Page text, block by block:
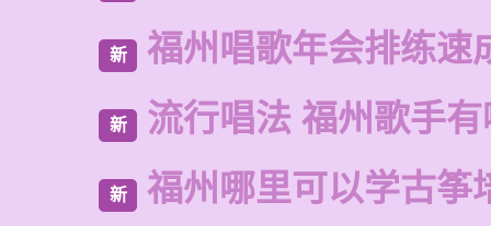
新 福州唱歌年会排练速
新 流行唱法 福州歌手
新 福州哪里可以学古筝